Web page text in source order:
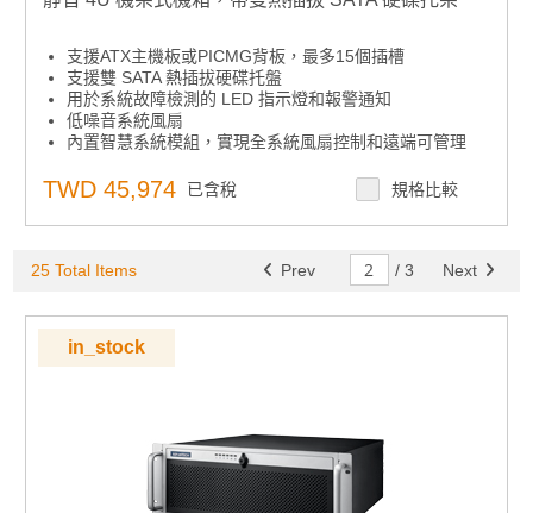
支援ATX主機板或PICMG背板，最多15個插槽
支援雙 SATA 熱插拔硬碟托盤
用於系統故障檢測的 LED 指示燈和報警通知
低噪音系統風扇
內置智慧系統模組，實現全系統風扇控制和遠端可管理
TWD 45,974 已含稅 規格比較
25 Total Items Prev / 3 Next
in_stock